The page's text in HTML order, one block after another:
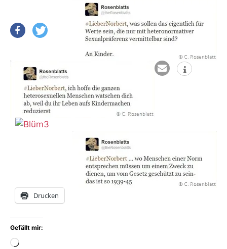
Drucken
Gefällt mir:
Wird